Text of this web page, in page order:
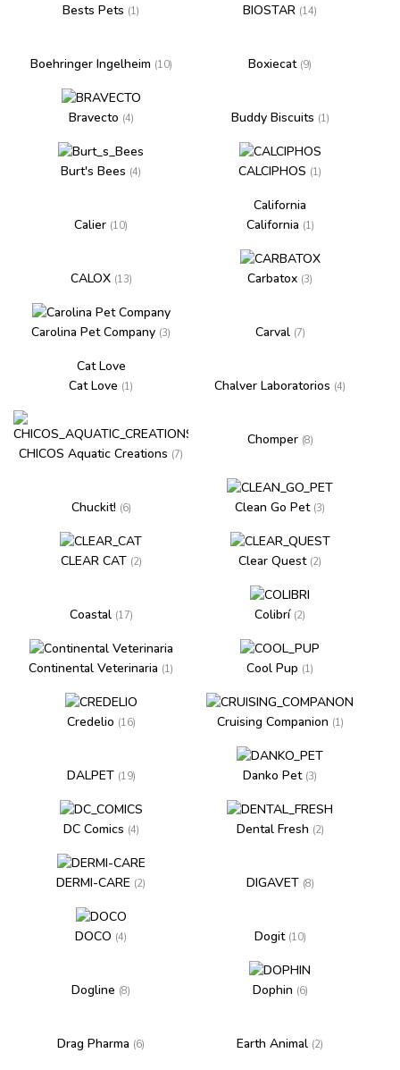
Bests Pets (1) BIOSTAR (14)
Boehringer Ingelheim (10) Boxiecat (9)
Bravecto (4) Buddy Biscuits (1)
Burt's Bees (4) CALCIPHOS (1)
Calier (10)
California
California (1)
CALOX (13) Carbatox (3)
Carolina Pet Company (3) Carval (7)
Cat Love
Cat Love (1) Chalver Laboratorios (4)
CHICOS Aquatic Creations (7)
Chomper (8)
Chuckit! (6) Clean Go Pet (3)
CLEAR CAT (2) Clear Quest (2)
Coastal (17) Colibrí (2)
Continental Veterinaria (1) Cool Pup (1)
Credelio (16) Cruising Companion (1)
DALPET (19) Danko Pet (3)
DC Comics (4) Dental Fresh (2)
DERMI-CARE (2) DIGAVET (8)
DOCO (4) Dogit (10)
Dogline (8) Dophin (6)
Drag Pharma (6) Earth Animal (2)